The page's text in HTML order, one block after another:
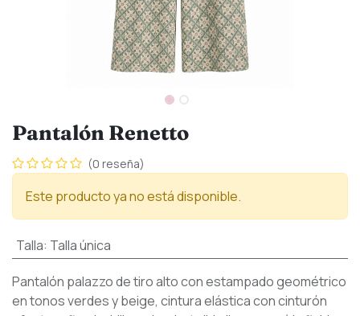
Pantalón Renetto
(0 reseña)
Este producto ya no está disponible.
Talla: Talla única
Pantalón palazzo de tiro alto con estampado geométrico
en tonos verdes y beige, cintura elástica con cinturón